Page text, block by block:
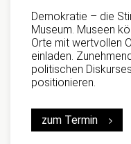
Demokratie – die
Museum. Museen
Orte mit wertvollen
einladen.
politischen
positionieren.
zum Termin